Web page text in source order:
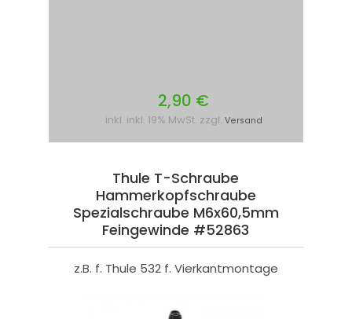
2,90 €
inkl. inkl. 19% MwSt. zzgl. Versand
Thule T-Schraube
Hammerkopfschraube
Spezialschraube M6x60,5mm
Feingewinde #52863
z.B. f. Thule 532 f. Vierkantmontage